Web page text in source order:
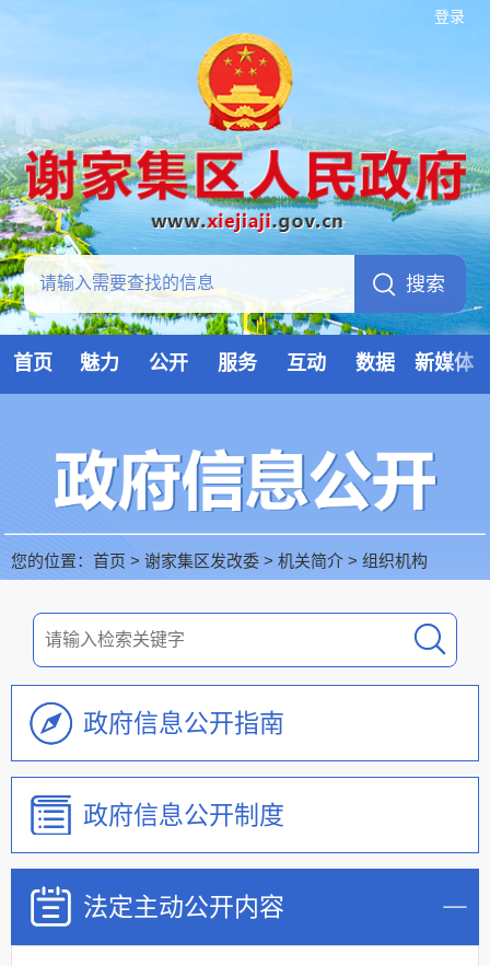
登录
首页 魅力 公开 服务 互动 数据 新媒体
您的位置： 首页 > 谢家集区发改委 > 机关简介 > 组织机构
政府信息公开指南
政府信息公开制度
法定主动公开内容